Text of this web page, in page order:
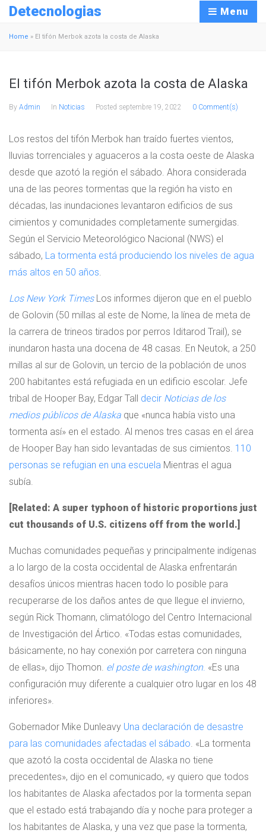
Detecnologias Menu
Home » El tifón Merbok azota la costa de Alaska
El tifón Merbok azota la costa de Alaska
By Admin In Noticias Posted septembre 19, 2022 0 Comment(s)
Los restos del tifón Merbok han traído fuertes vientos,
lluvias torrenciales y aguaceros a la costa oeste de Alaska
desde que azotó la región el sábado. Ahora considerada
una de las peores tormentas que la región ha visto en
décadas, las inundaciones levantaron edificios de sus
cimientos y comunidades completamente sumergidas.
Según el Servicio Meteorológico Nacional (NWS) el
sábado, La tormenta está produciendo los niveles de agua
más altos en 50 años.
Los New York TimesLos informes dijeron que en el pueblo
de Golovin (50 millas al este de Nome, la línea de meta de
la carrera de trineos tirados por perros Iditarod Trail), se
inundaron hasta una docena de 48 casas. En Neutok, a 250
millas al sur de Golovin, un tercio de la población de unos
200 habitantes está refugiada en un edificio escolar. Jefe
tribal de Hooper Bay, Edgar Tall decir Noticias de los
medios públicos de Alaska que «nunca había visto una
tormenta así» en el estado. Al menos tres casas en el área
de Hooper Bay han sido levantadas de sus cimientos. 110
personas se refugian en una escuela Mientras el agua
subía.
[Related: A super typhoon of historic proportions just
cut thousands of U.S. citizens off from the world.]
Muchas comunidades pequeñas y principalmente indígenas
a lo largo de la costa occidental de Alaska enfrentarán
desafíos únicos mientras hacen todo lo posible para
recuperarse de los daños antes de que llegue el invierno,
según Rick Thomann, climatólogo del Centro Internacional
de Investigación del Ártico. «Todas estas comunidades,
básicamente, no hay conexión por carretera con ninguna
de ellas», dijo Thomon. el poste de washington. «Es una
configuración muy diferente a cualquier otro lugar en los 48
inferiores».
Gobernador Mike Dunleavy Una declaración de desastre
para las comunidades afectadas el sábado. «La tormenta
que azotó la costa occidental de Alaska no tiene
precedentes», dijo en el comunicado, «y quiero que todos
los habitantes de Alaska afectados por la tormenta sepan
que el estado está trabajando día y noche para proteger a
los habitantes de Alaska, y una vez que pase la tormenta,